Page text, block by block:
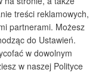
technologii.
iPolityce
treści reklamowych,
partnerami. Możesz
do Ustawień.
w dowolnym
w naszej Polityce